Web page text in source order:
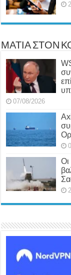
ΜΑΤΙΑ ΣΤΟΝ
07/08/2026
Οι